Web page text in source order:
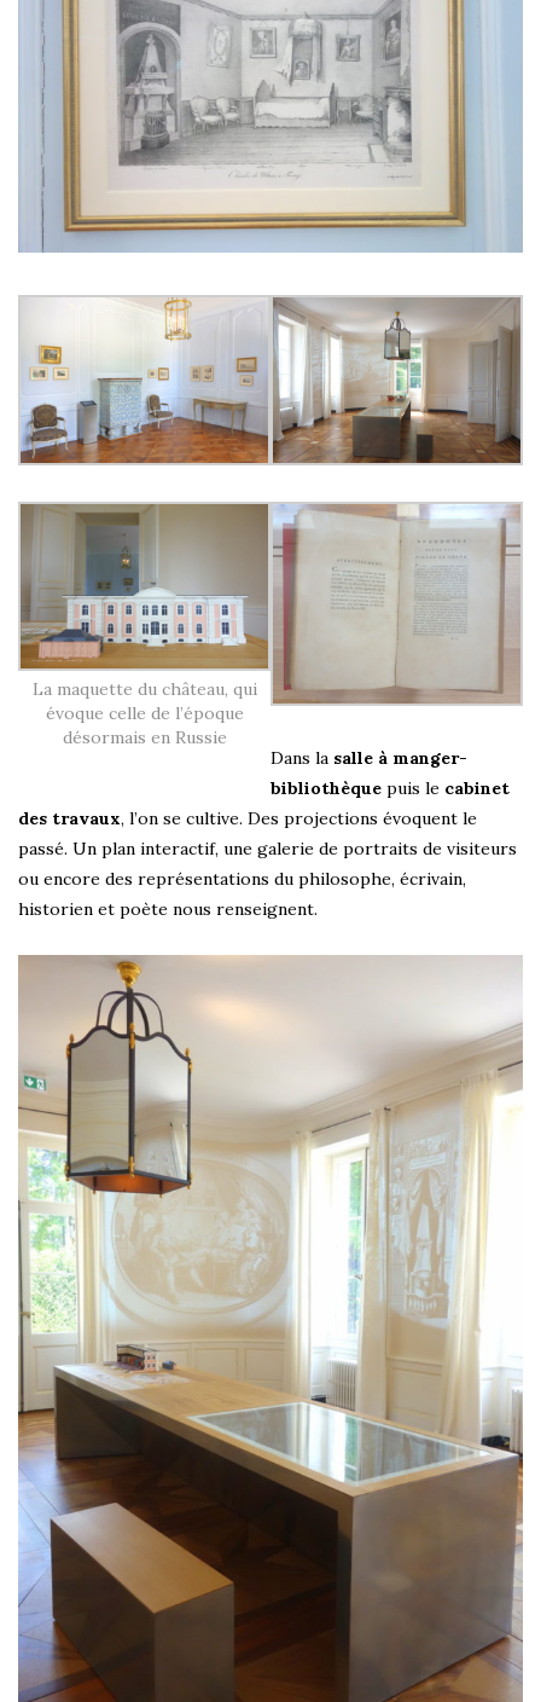
La maquette du château, qui
évoque celle de l’époque
désormais en Russie
Dans la salle à manger-
bibliothèque puis le cabinet
des travaux, l’on se cultive. Des projections évoquent le
passé. Un plan interactif, une galerie de portraits de visiteurs
ou encore des représentations du philosophe, écrivain,
historien et poète nous renseignent.